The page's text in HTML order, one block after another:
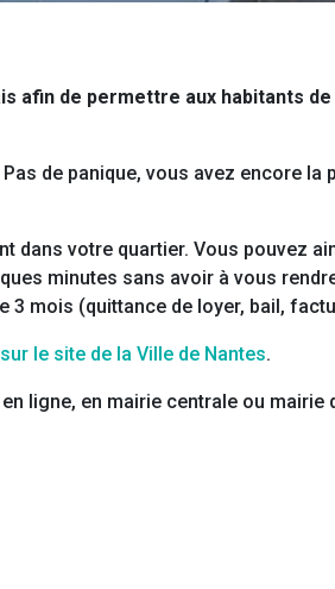
afin de permettre aux habitants
Pas de panique, vous avez encore la
dans votre quartier. Vous pouvez
minutes sans avoir à vous
3 mois (quittance de loyer, bail,
le site de la Ville de Nantes.
ligne, en mairie centrale ou